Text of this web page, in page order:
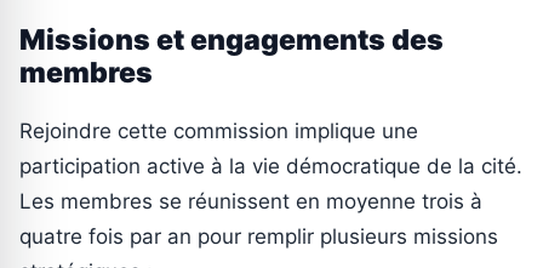
Missions et engagements des
membres
Rejoindre cette commission implique une
participation active à la vie démocratique de la cité.
Les membres se réunissent en moyenne trois à
quatre fois par an pour remplir plusieurs missions